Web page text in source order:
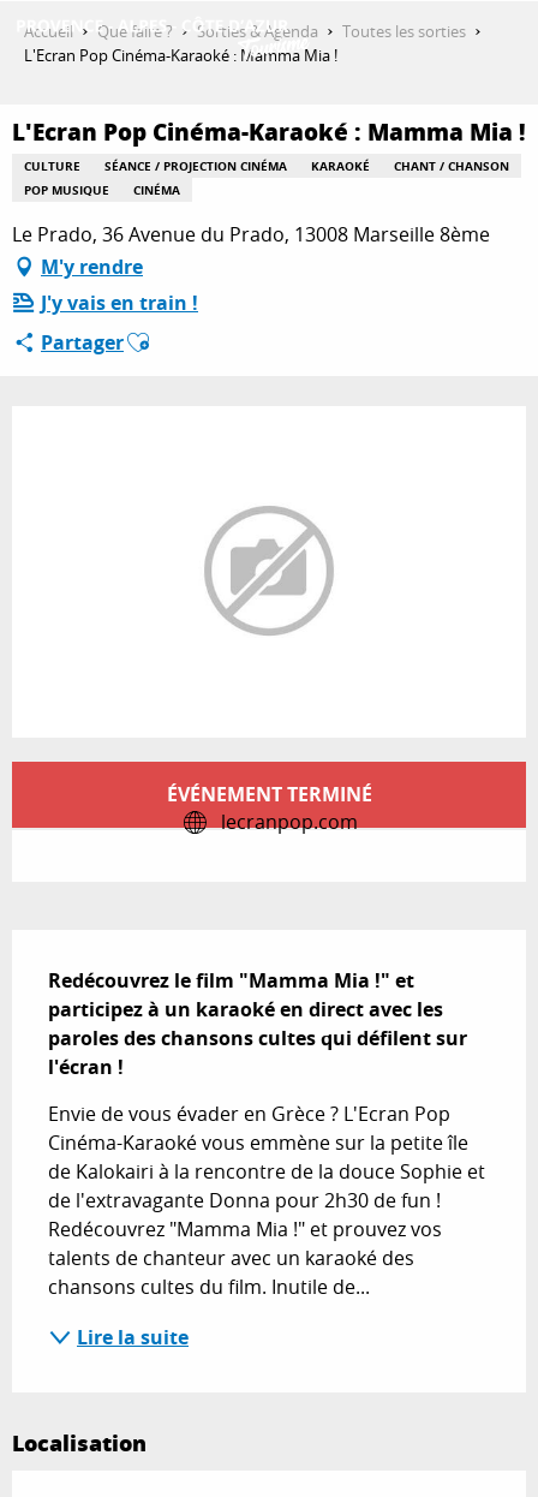
QUE FAIRE ?
SÉJOURNER
Accueil Que faire ? Sorties & Agenda
Toutes les sorties
L'Ecran Pop Cinéma-Karaoké : Mamma Mia !
L'Ecran Pop Cinéma-Karaoké : Mamma Mia !
CULTURE SÉANCE / PROJECTION CINÉMA KARAOKÉ
CHANT / CHANSON
POP MUSIQUE
CINÉMA
Le Prado, 36 Avenue du Prado, 13008 Marseille 8ème
M'y rendre
J'y vais en train !
PartagerAjouter aux favoris
Ouverture et coordonnées
ÉVÉNEMENT TERMINÉ
lecranpop.com
Redécouvrez le film "Mamma Mia !" et
participez à un karaoké en direct avec les
paroles des chansons cultes qui défilent sur
l'écran !
Envie de vous évader en Grèce ? L'Ecran Pop
Cinéma-Karaoké vous emmène sur la petite île
de Kalokairi à la rencontre de la douce Sophie et
de l'extravagante Donna pour 2h30 de fun !
Redécouvrez "Mamma Mia !" et prouvez vos
talents de chanteur avec un karaoké des
chansons cultes du film. Inutile de...
Lire la suite
Localisation